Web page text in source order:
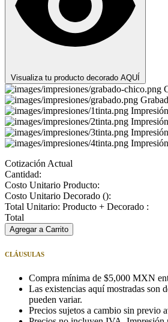
Visualiza tu producto decorado AQUÍ
Cotización Actual
Cantidad:
Costo Unitario Producto:
Costo Unitario Decorado ():
Total Unitario: Producto + Decorado :
Total
Agregar a Carrito
CLÁUSULAS
Compra mínima de $5,000 MXN
Las existencias aquí mostradas son
pueden variar.
Precios sujetos a cambio sin previo